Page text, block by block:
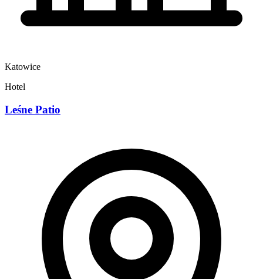
Katowice
Hotel
Leśne Patio